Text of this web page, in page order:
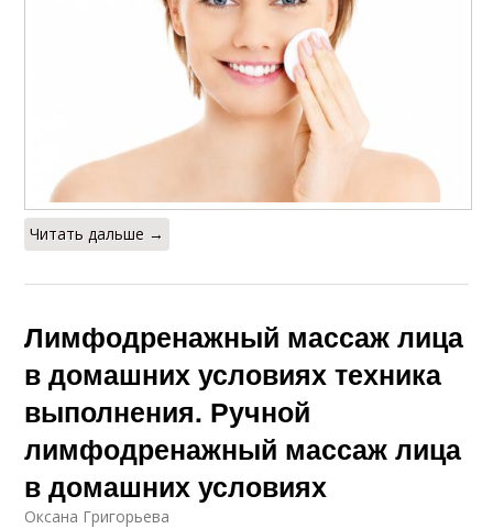
Читать дальше →
Лимфодренажный массаж лица
в домашних условиях техника
выполнения. Ручной
лимфодренажный массаж лица
в домашних условиях
Оксана Григорьева